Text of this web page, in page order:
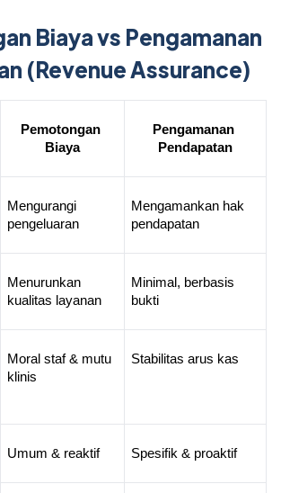
Biaya vs Pengamanan
(Revenue Assurance)
Pemotongan
Biaya
Pengamanan
Pendapatan
Mengurangi
pengeluaran
Mengamankan hak
pendapatan
Menurunkan
kualitas layanan
Minimal, berbasis
bukti
Moral staf & mutu
klinis
Stabilitas arus kas
Umum & reaktif Spesifik & proaktif